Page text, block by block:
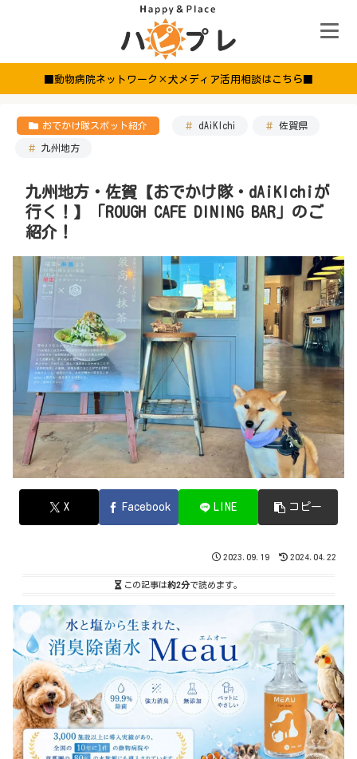
■動物病院ネットワーク×犬メディア活用相談はこちら■
おでかけ隊スポット紹介 dAiKIchi 佐賀県
九州地方
九州地方・佐賀【おでかけ隊・dAiKIchiが
行く！】「ROUGH CAFE DINING BAR」のご
紹介！
X Facebook LINE コピー
2023.09.19 2024.04.22
この記事は約2分で読めます。